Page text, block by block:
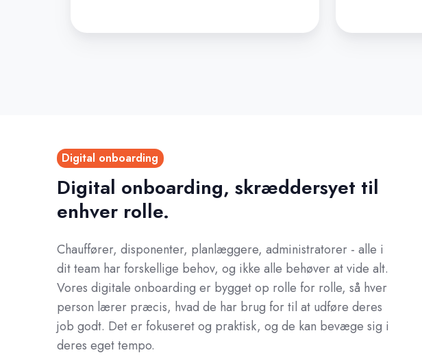
Digital onboarding
Digital onboarding, skræddersyet til
enhver rolle.
Chauffører, disponenter, planlæggere, administratorer - alle i
dit team har forskellige behov, og ikke alle behøver at vide alt.
Vores digitale onboarding er bygget op rolle for rolle, så hver
person lærer præcis, hvad de har brug for til at udføre deres
job godt. Det er fokuseret og praktisk, og de kan bevæge sig i
deres eget tempo.